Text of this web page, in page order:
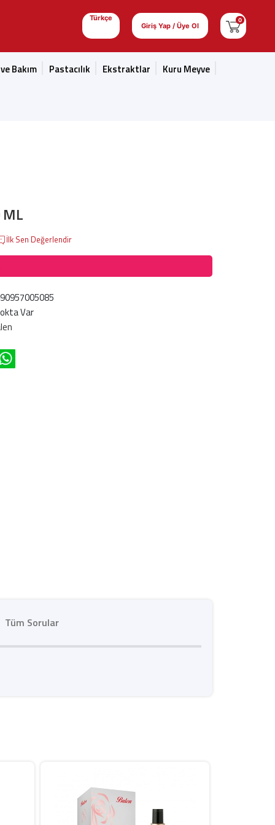
Türkçe
Giriş Yap / Üye Ol
0
Bakım Pastacılık Ekstraktlar Kuru Meyve
ML
İlk Sen Değerlendir
Var
Tüm Sorular